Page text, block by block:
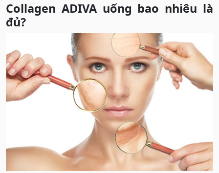
Collagen ADIVA uống bao nhiêu là
đủ?